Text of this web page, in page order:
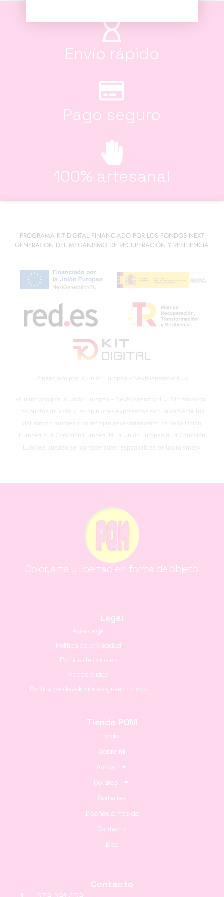
Envío rápido
Pago seguro
100% artesanal
PROGRAMA KIT DIGITAL FINANCIADO POR LOS FONDOS NEXT
GENERATION DEL MECANISMO DE RECUPERACIÓN Y RESILIENCIA
«financiado por la Unión Europea – NextGenerationEU»
«Financiado por la Unión Europea – NextGenerationEU. Sin embargo,
los puntos de vista y las opiniones expresadas son únicamente los
del autor o autores y no reflejan necesariamente los de la Unión
Europea o la Comisión Europea. Ni la Unión Europea ni la Comisión
Europea pueden ser consideradas responsables de las mismas»
Color, arte y libertad en forma de objeto
Legal
Aviso legal
Política de privacidad
Política de cookies
Accesibilidad
Política de devoluciones y reembolsos
Tienda POM
Inicio
Sobre mí
Anillos
Collares
Corbatas
Diseños a medida
Contacto
Blog
Contacto